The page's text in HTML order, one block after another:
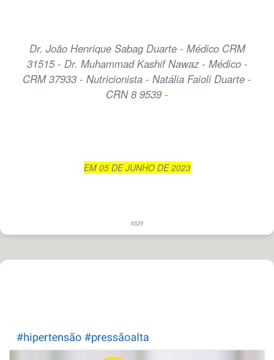
Dr. João Henrique Sabag Duarte - Médico CRM
31515 - Dr. Muhammad Kashif Nawaz - Médico -
CRM 37933 - Nutricionista - Natália Faioli Duarte -
CRN 8 9539 -
EM 05 DE JUNHO DE 2023
6529